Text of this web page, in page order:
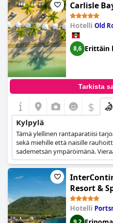
päivittäiset paineet, tarjoten
Carlisle
Hotelli Old
8,6 Erittäin
Tarkista
$
Kylpylä
Tämä ylellinen rantaparatiisi
sekä miehille että naisille
sademetsän ympäröimänä.
erilaisilla hieronnoilla,
kauneushoidoilla, jotka kaikki
Resort &
Hotelli